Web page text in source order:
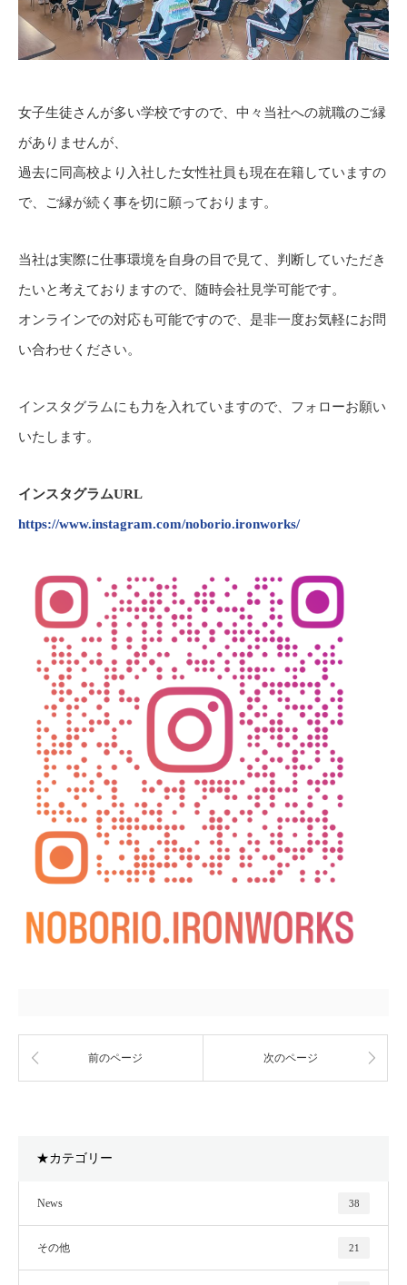
女子生徒さんが多い学校ですので、中々当社への就職のご縁
がありませんが、
過去に同高校より入社した女性社員も現在在籍していますの
で、ご縁が続く事を切に願っております。
当社は実際に仕事環境を自身の目で見て、判断していただき
たいと考えておりますので、随時会社見学可能です。
オンラインでの対応も可能ですので、是非一度お気軽にお問
い合わせください。
インスタグラムにも力を入れていますので、フォローお願い
いたします。
インスタグラムURL
https://www.instagram.com/noborio.ironworks/
前のページ 次のページ
★カテゴリー
News 38
その他 21